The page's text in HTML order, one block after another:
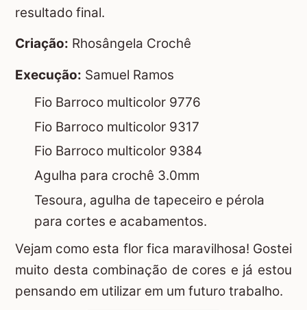
resultado final.
Criação: Rhosângela Crochê
Execução: Samuel Ramos
Fio Barroco multicolor 9776
Fio Barroco multicolor 9317
Fio Barroco multicolor 9384
Agulha para crochê 3.0mm
Tesoura, agulha de tapeceiro e pérola
para cortes e acabamentos.
Vejam como esta flor fica maravilhosa! Gostei
muito desta combinação de cores e já estou
pensando em utilizar em um futuro trabalho.